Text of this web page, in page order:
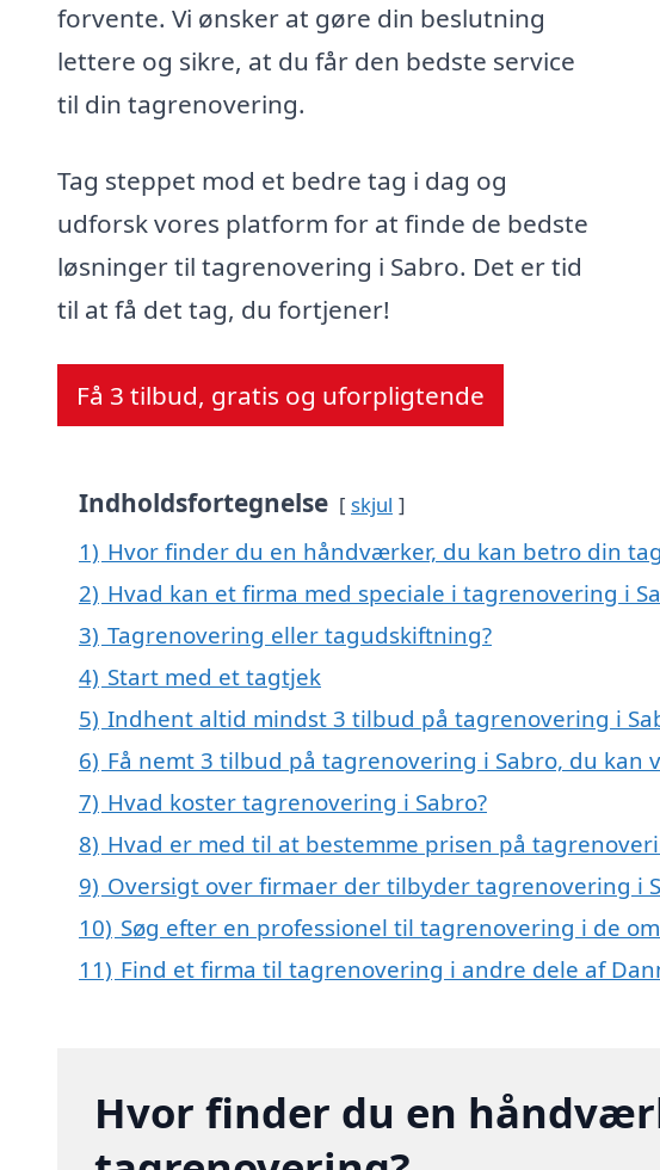
forvente. Vi ønsker at gøre din beslutning
lettere og sikre, at du får den bedste service
til din tagrenovering.
Tag steppet mod et bedre tag i dag og
udforsk vores platform for at finde de bedste
løsninger til tagrenovering i Sabro. Det er tid
til at få det tag, du fortjener!
Få 3 tilbud, gratis og uforpligtende
Indholdsfortegnelse skjul
1) Hvor finder du en håndværker, du kan betro din
2) Hvad kan et firma med speciale i tagrenovering i
3) Tagrenovering eller tagudskiftning?
4) Start med et tagtjek
5) Indhent altid mindst 3 tilbud på tagrenovering i
6) Få nemt 3 tilbud på tagrenovering i Sabro, du kan
7) Hvad koster tagrenovering i Sabro?
8) Hvad er med til at bestemme prisen på
9) Oversigt over firmaer der tilbyder tagrenovering i
10) Søg efter en professionel til tagrenovering i de
11) Find et firma til tagrenovering i andre dele af
Hvor finder du en